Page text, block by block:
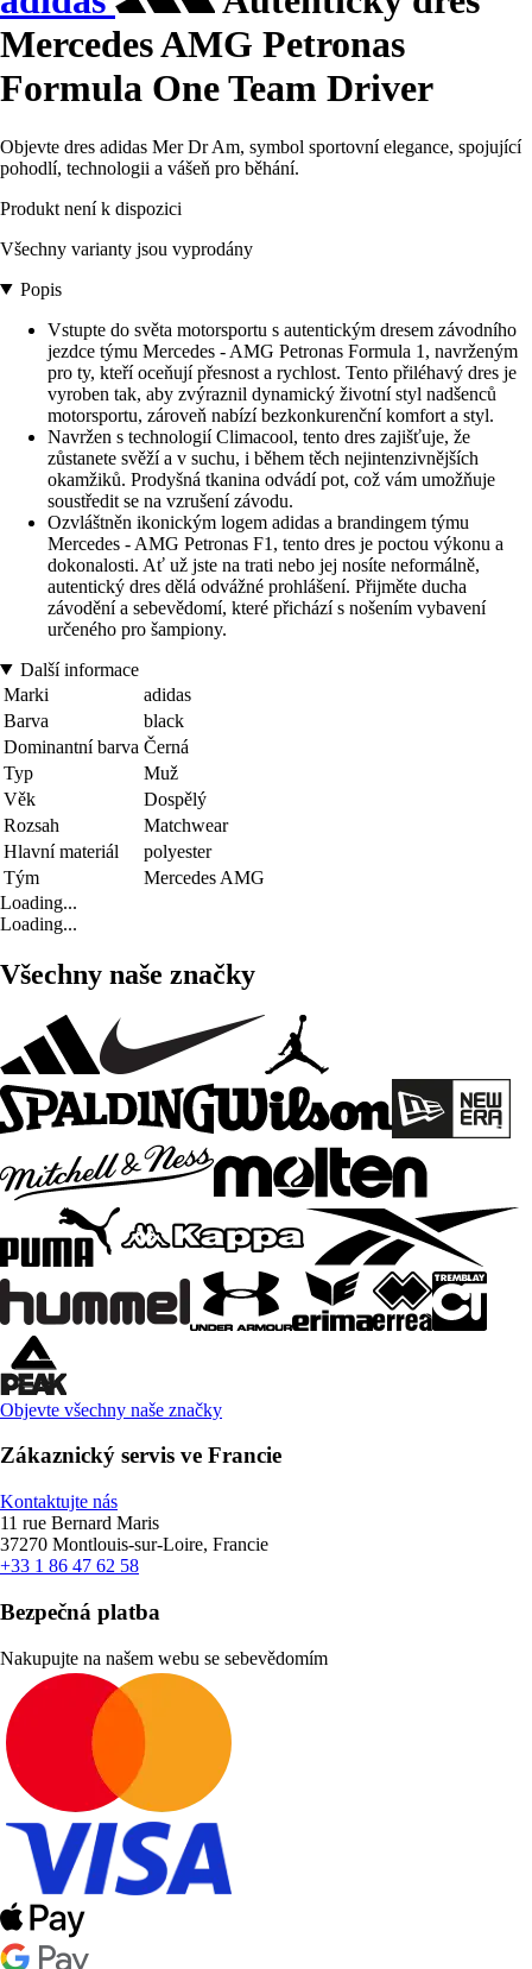
Mercedes AMG Petronas
Formula One Team Driver
Objevte dres adidas Mer Dr Am, symbol sportovní elegance, spojující
pohodlí, technologii a vášeň pro běhání.
Produkt není k dispozici
Všechny varianty jsou vyprodány
Popis
Vstupte do světa motorsportu s autentickým dresem závodního
jezdce týmu Mercedes - AMG Petronas Formula 1, navrženým
pro ty, kteří oceňují přesnost a rychlost. Tento přiléhavý dres je
vyroben tak, aby zvýraznil dynamický životní styl nadšenců
motorsportu, zároveň nabízí bezkonkurenční komfort a styl.
Navržen s technologií Climacool, tento dres zajišťuje, že
zůstanete svěží a v suchu, i během těch nejintenzivnějších
okamžiků. Prodyšná tkanina odvádí pot, což vám umožňuje
soustředit se na vzrušení závodu.
Ozvláštněn ikonickým logem adidas a brandingem týmu
Mercedes - AMG Petronas F1, tento dres je poctou výkonu a
dokonalosti. Ať už jste na trati nebo jej nosíte neformálně,
autentický dres dělá odvážné prohlášení. Přijměte ducha
závodění a sebevědomí, které přichází s nošením vybavení
určeného pro šampiony.
Další informace
Marki
adidas
Barva
black
Dominantní barva Černá
Typ
Muž
Věk
Dospělý
Rozsah
Matchwear
Hlavní materiál
polyester
Tým
Mercedes AMG
Loading...
Loading...
Všechny naše značky
Objevte všechny naše značky
Zákaznický servis ve Francie
Kontaktujte nás
11 rue Bernard Maris
37270 Montlouis-sur-Loire, Francie
+33 1 86 47 62 58
Bezpečná platba
Nakupujte na našem webu se sebevědomím